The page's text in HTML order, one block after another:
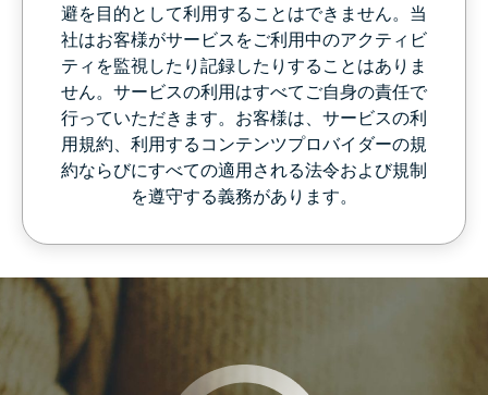
避を目的として利用することはできません。当
社はお客様がサービスをご利用中のアクティビ
ティを監視したり記録したりすることはありま
せん。サービスの利用はすべてご自身の責任で
行っていただきます。お客様は、サービスの利
用規約、利用するコンテンツプロバイダーの規
約ならびにすべての適用される法令および規制
を遵守する義務があります。